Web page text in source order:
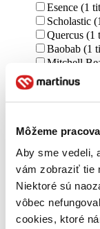
Môžeme
Aby sme vedeli,
vám zobraziť tie
Niektoré sú
vôbec
cookies, ktoré
Esence (1
Scholastic
Quercus (1
Baobab (1
Mitchell
Storey
zemědělská
Ďalšie
Väzba
špirálová
Zoradiť